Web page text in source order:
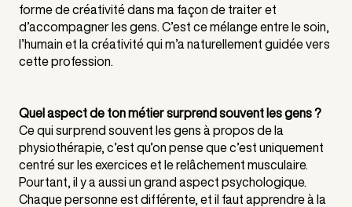
forme de créativité dans ma façon de traiter et
d’accompagner les gens. C’est ce mélange entre le soin,
l’humain et la créativité qui m’a naturellement guidée vers
cette profession.
Quel aspect de ton métier surprend souvent les gens ?
Ce qui surprend souvent les gens à propos de la
physiothérapie, c’est qu’on pense que c’est uniquement
centré sur les exercices et le relâchement musculaire.
Pourtant, il y a aussi un grand aspect psychologique.
Chaque personne est différente, et il faut apprendre à la